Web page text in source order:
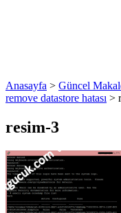
Anasayfa > Güncel
remove datastore hatası >
resim-3